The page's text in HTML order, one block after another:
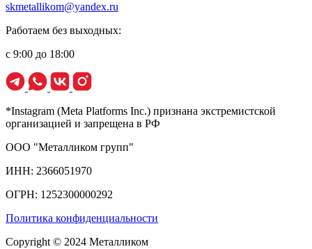
skmetallikom@yandex.ru
Работаем без выходных:
с 9:00 до 18:00
*Instagram (Meta Platforms Inc.) признана экстремистской
организацией и запрещена в РФ
ООО "Металликом групп"
ИНН: 2366051970
ОГРН: 1252300000292
Политика конфиденциальности
Copyright © 2024 Металликом